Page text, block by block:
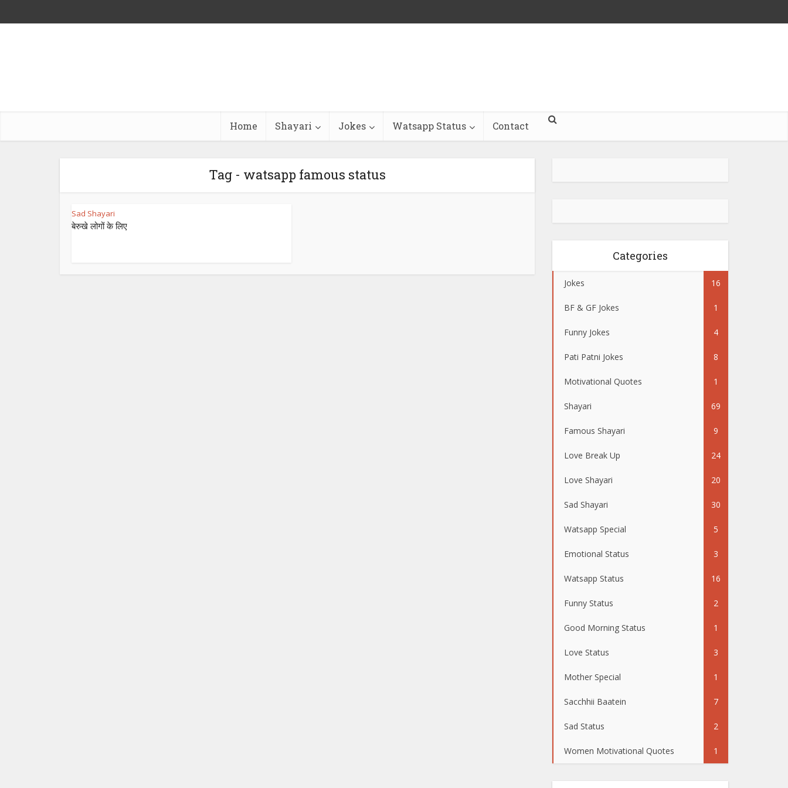
Home Shayari Jokes Watsapp Status Contact
Tag - watsapp famous status
Sad Shayari
बेरुखे लोगों के लिए
Categories
Jokes 16
BF & GF Jokes 1
Funny Jokes 4
Pati Patni Jokes 8
Motivational Quotes 1
Shayari 69
Famous Shayari 9
Love Break Up 24
Love Shayari 20
Sad Shayari 30
Watsapp Special 5
Emotional Status 3
Watsapp Status 16
Funny Status 2
Good Morning Status 1
Love Status 3
Mother Special 1
Sacchhii Baatein 7
Sad Status 2
Women Motivational Quotes 1